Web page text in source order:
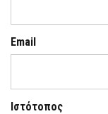
Email
Ιστότοπος